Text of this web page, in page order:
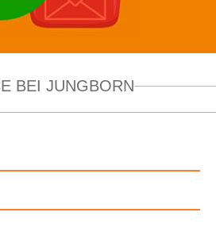
BEI JUNGBORN